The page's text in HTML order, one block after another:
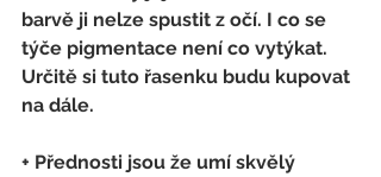
barvě ji nelze spustit z očí. I co se
týče pigmentace není co vytýkat.
Určitě si tuto řasenku budu kupovat
na dále.
+ Přednosti jsou že umí skvělý